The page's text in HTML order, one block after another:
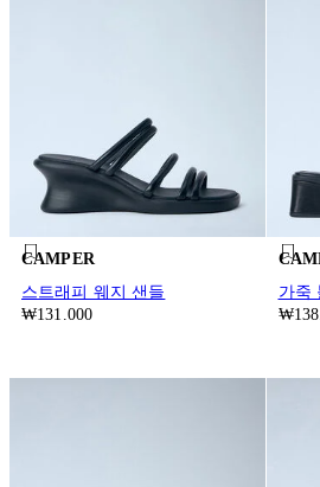
CAMPER
스트래피 웨지 샌들
₩131.000
가죽